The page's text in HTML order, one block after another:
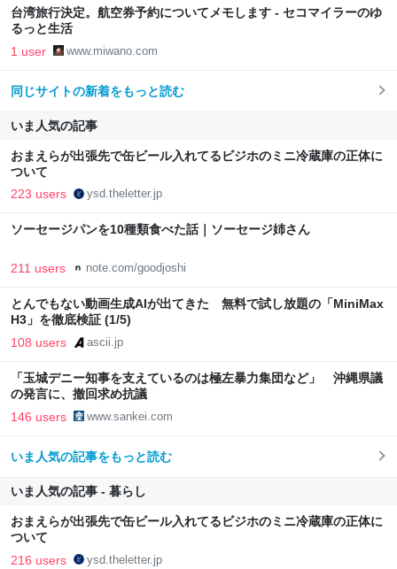
台湾旅行決定。航空券予約についてメモします - セコマイラーのゆ
るっと生活
1 user www.miwano.com
同じサイトの新着をもっと読む
いま人気の記事
おまえらが出張先で缶ビール入れてるビジホのミニ冷蔵庫の正体に
ついて
223 users ysd.theletter.jp
ソーセージパンを10種類食べた話｜ソーセージ姉さん
211 users note.com/goodjoshi
とんでもない動画生成AIが出てきた 無料で試し放題の「MiniMax
H3」を徹底検証 (1/5)
108 users ascii.jp
「玉城デニー知事を支えているのは極左暴力集団など」 沖縄県議
の発言に、撤回求め抗議
146 users www.sankei.com
いま人気の記事をもっと読む
いま人気の記事 - 暮らし
おまえらが出張先で缶ビール入れてるビジホのミニ冷蔵庫の正体に
ついて
216 users ysd.theletter.jp